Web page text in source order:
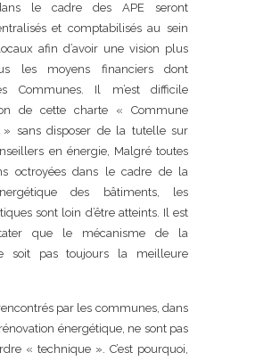
le cadre des APE seront
et comptabilisés au sein
afin d’avoir une vision plus
les moyens financiers dont
Communes. Il m’est difficile
de cette charte « Commune
» sans disposer de la tutelle sur
en énergie, Malgré toutes
octroyées dans le cadre de la
des bâtiments, les
sont loin d’être atteints. Il est
que le mécanisme de la
soit pas toujours la meilleure
par les communes, dans
énergétique, ne sont pas
« technique ». C’est pourquoi,